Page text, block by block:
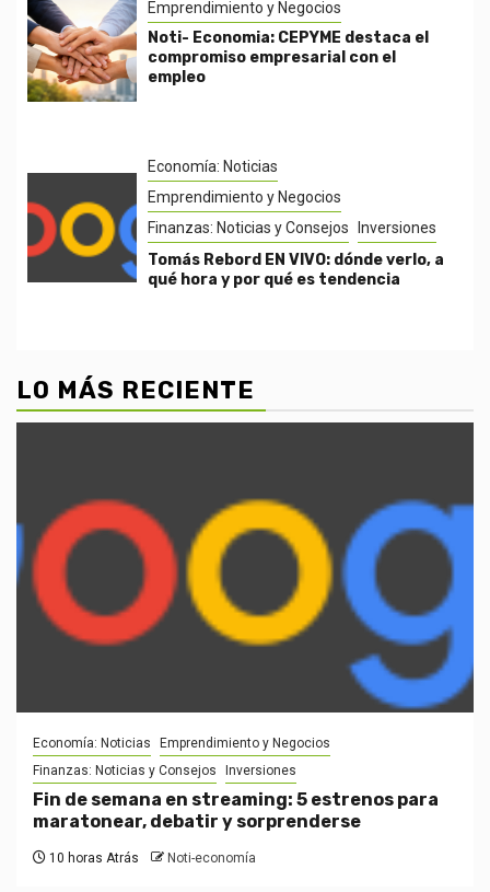
Emprendimiento y Negocios
Noti- Economia: CEPYME destaca el
compromiso empresarial con el
empleo
Economía: Noticias
Emprendimiento y Negocios
Finanzas: Noticias y Consejos
Inversiones
Tomás Rebord EN VIVO: dónde verlo, a
qué hora y por qué es tendencia
LO MÁS RECIENTE
Economía: Noticias
Emprendimiento y Negocios
Finanzas: Noticias y Consejos
Inversiones
Fin de semana en streaming: 5 estrenos para
maratonear, debatir y sorprenderse
10 horas Atrás Noti-economía